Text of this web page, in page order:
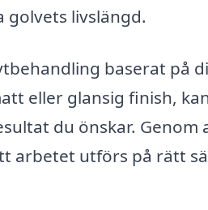
livslängd.
baserat på
eller glansig finish,
du önskar. Genom
arbetet utförs på rätt